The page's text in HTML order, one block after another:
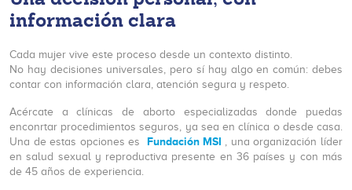
información clara
Cada mujer vive este proceso desde un contexto distinto.
No hay decisiones universales, pero sí hay algo en común: debes
contar con información clara, atención segura y respeto.
Acércate a clínicas de aborto especializadas donde puedas
enconrtar procedimientos seguros, ya sea en clínica o desde casa.
Una de estas opciones es
Fundación MSI , una organización líder
en salud sexual y reproductiva presente en 36 países y con más
de 45 años de experiencia.